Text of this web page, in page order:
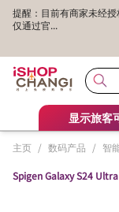
提醒：目前有商家未经
仅通过官...
显示旅客
主页 / 数码产品 / 智
Spigen Galaxy S24